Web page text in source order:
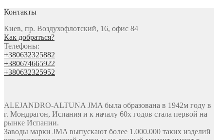
Контакты
Киев, пр. Воздухофлотский, 16, офис 84
Как добраться?
Телефоны:
+380632325882
+380674665922
+380632325952
ALEJANDRO-ALTUNA JMA была образована в 1942м году в
г. Мондрагон, Испания и к началу 60х годов стала первой на
рынке Испании.
Заводы марки JMA выпускают более 1.000.000 таких изделий